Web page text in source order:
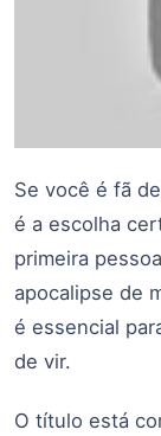
Se você é fã
é a escolha
primeira
apocalipse de
é essencial
de vir.
O título está